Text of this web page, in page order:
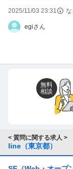
2025/11/03 23:31 な
egiさん
無料
相談
< 質問に関する求人 >
line（東京都）